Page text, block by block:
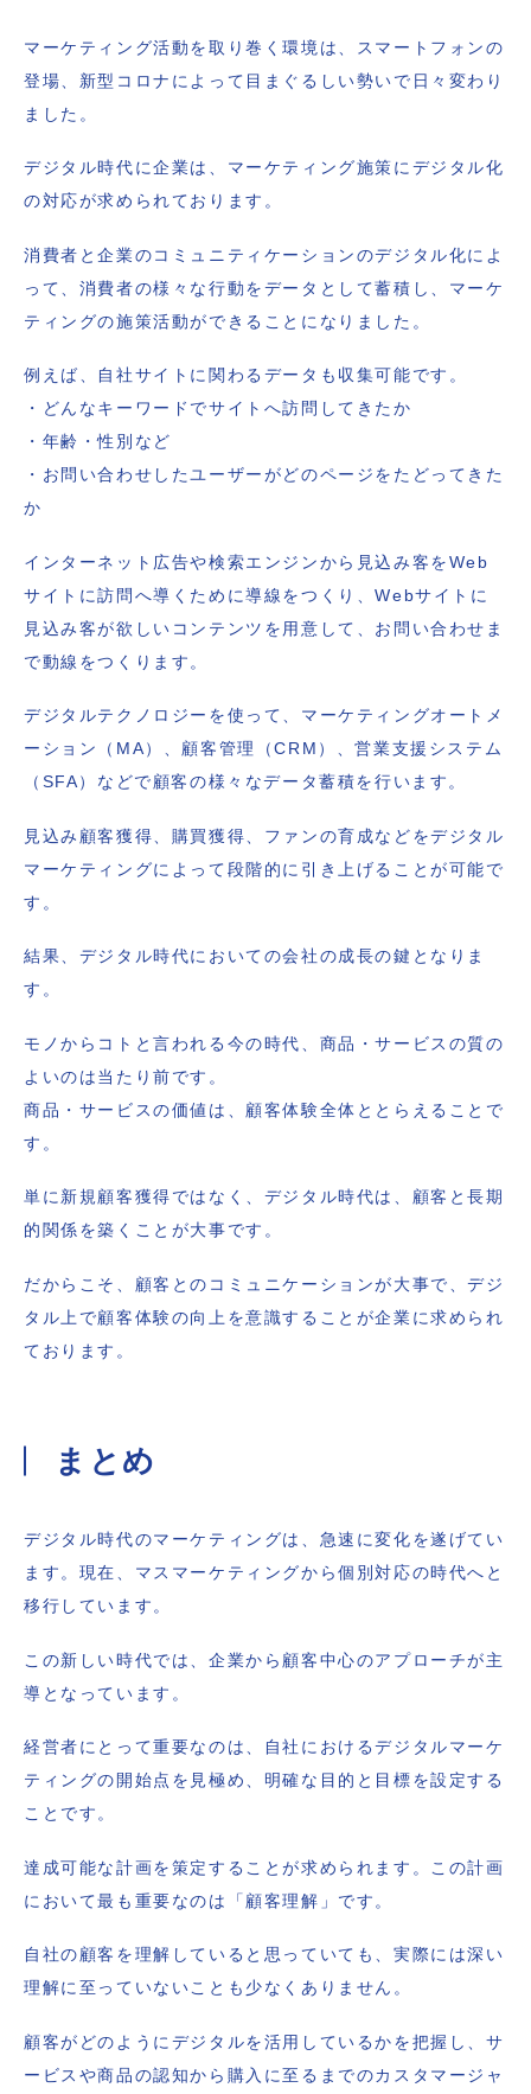
マーケティング活動を取り巻く環境は、スマートフォンの
登場、新型コロナによって目まぐるしい勢いで日々変わり
ました。
デジタル時代に企業は、マーケティング施策にデジタル化
の対応が求められております。
消費者と企業のコミュニティケーションのデジタル化によ
って、消費者の様々な行動をデータとして蓄積し、マーケ
ティングの施策活動ができることになりました。
例えば、自社サイトに関わるデータも収集可能です。
・どんなキーワードでサイトへ訪問してきたか
・年齢・性別など
・お問い合わせしたユーザーがどのページをたどってきた
か
インターネット広告や検索エンジンから見込み客をWeb
サイトに訪問へ導くために導線をつくり、Webサイトに
見込み客が欲しいコンテンツを用意して、お問い合わせま
で動線をつくります。
デジタルテクノロジーを使って、マーケティングオートメ
ーション（MA）、顧客管理（CRM）、営業支援システム
（SFA）などで顧客の様々なデータ蓄積を行います。
見込み顧客獲得、購買獲得、ファンの育成などをデジタル
マーケティングによって段階的に引き上げることが可能で
す。
結果、デジタル時代においての会社の成長の鍵となりま
す。
モノからコトと言われる今の時代、商品・サービスの質の
よいのは当たり前です。
商品・サービスの価値は、顧客体験全体ととらえることで
す。
単に新規顧客獲得ではなく、デジタル時代は、顧客と長期
的関係を築くことが大事です。
だからこそ、顧客とのコミュニケーションが大事で、デジ
タル上で顧客体験の向上を意識することが企業に求められ
ております。
まとめ
デジタル時代のマーケティングは、急速に変化を遂げてい
ます。現在、マスマーケティングから個別対応の時代へと
移行しています。
この新しい時代では、企業から顧客中心のアプローチが主
導となっています。
経営者にとって重要なのは、自社におけるデジタルマーケ
ティングの開始点を見極め、明確な目的と目標を設定する
ことです。
達成可能な計画を策定することが求められます。この計画
において最も重要なのは「顧客理解」です。
自社の顧客を理解していると思っていても、実際には深い
理解に至っていないことも少なくありません。
顧客がどのようにデジタルを活用しているかを把握し、サ
ービスや商品の認知から購入に至るまでのカスタマージャ